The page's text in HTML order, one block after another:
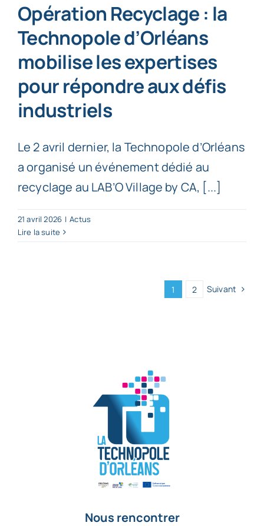
Opération Recyclage : la
Technopole d’Orléans
mobilise les expertises
pour répondre aux défis
industriels
Le 2 avril dernier, la Technopole d’Orléans
a organisé un événement dédié au
recyclage au LAB’O Village by CA, [...]
21 avril 2026 | Actus
Lire la suite
1 2 Suivant
Nous rencontrer